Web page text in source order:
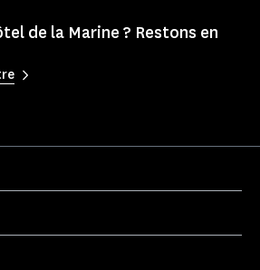
de la Marine ? Restons en